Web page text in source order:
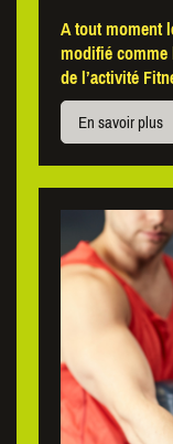
A tout moment
modifié comme
de l’activité
En savoir plus